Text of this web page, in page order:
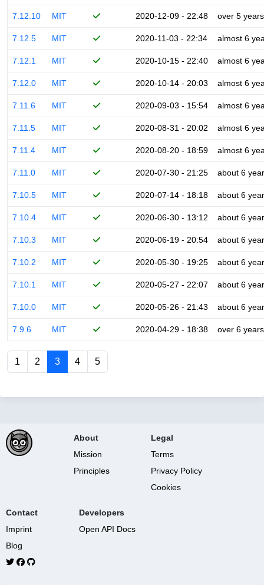
7.12.10 MIT 2020-12-09 - 22:48 over 5 years
7.12.5 MIT 2020-11-03 - 22:34 almost 6
7.12.1 MIT 2020-10-15 - 22:40 almost 6
7.12.0 MIT 2020-10-14 - 20:03 almost 6
7.11.6 MIT 2020-09-03 - 15:54 almost 6
7.11.5 MIT 2020-08-31 - 20:02 almost 6
7.11.4 MIT 2020-08-20 - 18:59 almost 6
7.11.0 MIT 2020-07-30 - 21:25 about 6
7.10.5 MIT 2020-07-14 - 18:18 about 6
7.10.4 MIT 2020-06-30 - 13:12 about 6
7.10.3 MIT 2020-06-19 - 20:54 about 6
7.10.2 MIT 2020-05-30 - 19:25 about 6
7.10.1 MIT 2020-05-27 - 22:07 about 6
7.10.0 MIT 2020-05-26 - 21:43 about 6
7.9.6 MIT 2020-04-29 - 18:38 over 6 years
1 2 3 4 5
About
Mission
Principles
Legal
Terms
Privacy Policy
Cookies
Contact
Imprint
Blog
Developers
Open API Docs